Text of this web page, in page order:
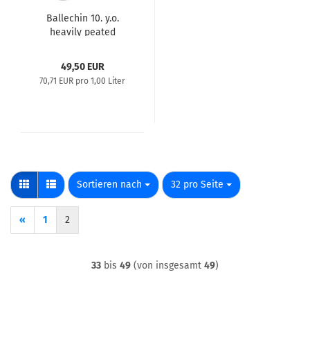
Ballechin 10. y.o.
heavily peated
49,50 EUR
70,71 EUR pro 1,00 Liter
Sortieren nach
Sortieren nach 32 pro Seite
pro Seite
« 1 2
33 bis 49 (von insgesamt 49)